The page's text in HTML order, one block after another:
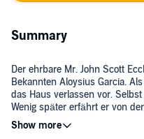
Summary
Der ehrbare Mr. John Scott
Bekannten Aloysius Garcia.
das Haus verlassen vor.
Wenig später erfährt er von
Nacht auf freiem Feld
Verdacht. Nur Sherlock
©2021 SAGA Egmont (P)2021